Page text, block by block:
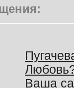
Ваша